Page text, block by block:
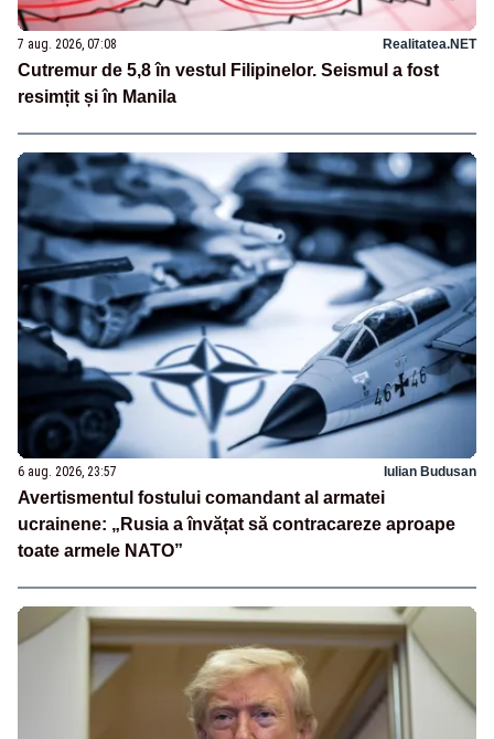
7 aug. 2026, 07:08 Realitatea.NET
Cutremur de 5,8 în vestul Filipinelor. Seismul a fost
resimțit și în Manila
6 aug. 2026, 23:57 Iulian Budusan
Avertismentul fostului comandant al armatei
ucrainene: „Rusia a învățat să contracareze aproape
toate armele NATO”